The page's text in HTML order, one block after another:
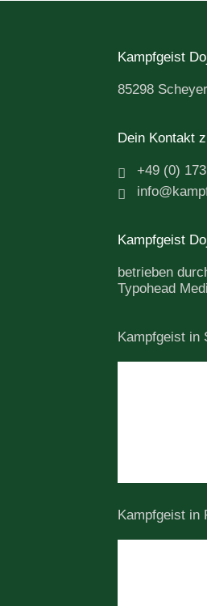
Kampfgeist
85298
Dein Kontakt
+49 (0)
Kampfgeist
betrieben
Typohead
Kampfgeist in
Kampfgeist in